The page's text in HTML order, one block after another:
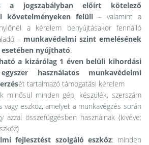
a jogszabályban előírt kötelező
követelményeken felüli – valamint a
a kérelem benyújtásakor fennálló
– munkavédelmi szint emelésének
nyújtható.
a kizárólag 1 éven belüli kihordási
használatos munkavédelmi
ét tartalmazó támogatási kérelem
minősül minden gép, készülék, szerszám
vagy eszköz, amelyet a munkavégzés során
azzal összefüggésben használnak (kivéve:
fejlesztést szolgáló eszköz: minden